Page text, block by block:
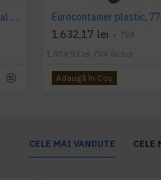
Eurocontainer verde din material plastic, cu capac plat, SULO, 1100 l - Transport Inclus
1.632,17 lei + TVA
1.974,93 lei TVA inclus
Adaugă în Coş
CELE MAI VANDUTE CELE